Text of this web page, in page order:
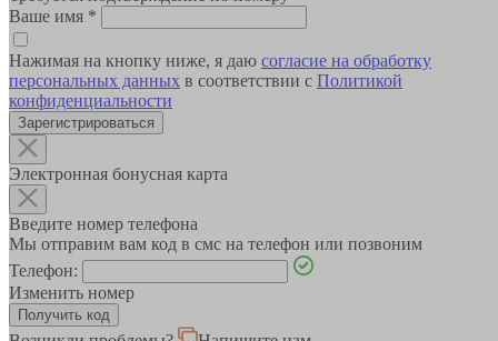
Ваше имя *
Нажимая на кнопку ниже, я даю согласие на обработку
персональных данных в соответствии с Политикой
конфиденциальности
Зарегистрироваться
Электронная бонусная карта
Введите номер телефона
Мы отправим вам код в смс на телефон или позвоним
Телефон:
Изменить номер